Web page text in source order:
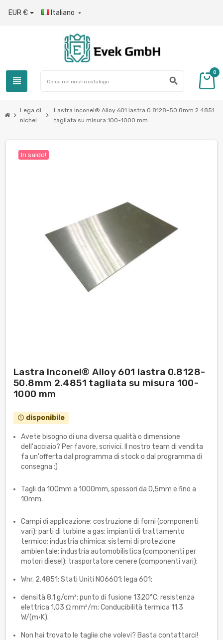
EUR € Italiano 
view_headline search
0
chevron_right
Lega di
nichel
chevron_right
Lastra Inconel® Alloy 601 lastra 0.8128-50.8mm 2.4851
tagliata su misura 100-1000 mm
In saldo!
Lastra Inconel® Alloy 601 lastra 0.8128-
50.8mm 2.4851 tagliata su misura 100-
1000 mm
error_outline disponibile
Avete bisogno di una diversa qualità o dimensione
dell'acciaio? Per favore, scrivici. Il nostro team di vendita
fa un'offerta dal programma di stock o dal programma di
consegna :)
Tagli da 100mm a 1000mm, spessori da 0,5mm e fino a
10mm.
Campi di applicazione: costruzione di forni (componenti
vari); parti di turbine a gas; impianti di trattamento
termico; industria chimica; sistemi di protezione
ambientale; industria automobilistica (componenti per
motori diesel); trasportatore cenere (componenti vari);
Wnr. 2.4851; Stati Uniti N06601; lega 601;
densità 8,1 g/cm³; punto di fusione 1320°C; resistenza
elettrica 1,03 Ω mm²/m; Conducibilità termica 11,3
W/(m·K).
Non hai trovato le taglie che volevi? Basta contattarci!